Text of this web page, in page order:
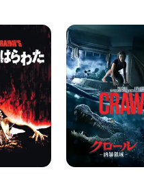
ク
ロ
ー
ル
－
凶
暴
領
域
－